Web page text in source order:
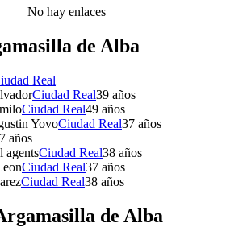
No hay enlaces
de Alba
Real
Ciudad Real39 años
Ciudad Real49 años
YovoCiudad Real37 años
años
agentsCiudad Real38 años
Ciudad Real37 años
Ciudad Real38 años
de Alba